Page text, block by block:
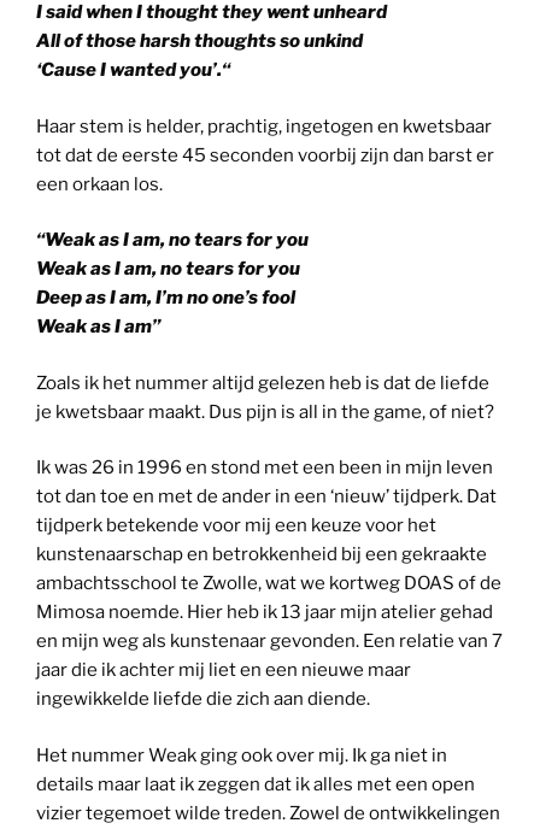
I said when I thought they went unheard
All of those harsh thoughts so unkind
‘Cause I wanted you’.“
Haar stem is helder, prachtig, ingetogen en kwetsbaar
tot dat de eerste 45 seconden voorbij zijn dan barst er
een orkaan los.
“Weak as I am, no tears for you
Weak as I am, no tears for you
Deep as I am, I’m no one’s fool
Weak as I am”
Zoals ik het nummer altijd gelezen heb is dat de liefde
je kwetsbaar maakt. Dus pijn is all in the game, of niet?
Ik was 26 in 1996 en stond met een been in mijn leven
tot dan toe en met de ander in een ‘nieuw’ tijdperk. Dat
tijdperk betekende voor mij een keuze voor het
kunstenaarschap en betrokkenheid bij een gekraakte
ambachtsschool te Zwolle, wat we kortweg DOAS of de
Mimosa noemde. Hier heb ik 13 jaar mijn atelier gehad
en mijn weg als kunstenaar gevonden. Een relatie van 7
jaar die ik achter mij liet en een nieuwe maar
ingewikkelde liefde die zich aan diende.
Het nummer Weak ging ook over mij. Ik ga niet in
details maar laat ik zeggen dat ik alles met een open
vizier tegemoet wilde treden. Zowel de ontwikkelingen